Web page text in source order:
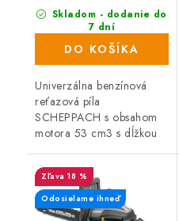
Skladom - dodanie do
7 dní
(19 ks)
DO KOŠÍKA
Univerzálna benzínová
reťazová píla
SCHEPPACH s obsahom
motora 53 cm3 s dĺžkou
pomocníkom pri rúbaní a
odvetvovaní stromov,
rozrezávaní kmeňov,
polien a...
18 %
Odosielame ihneď